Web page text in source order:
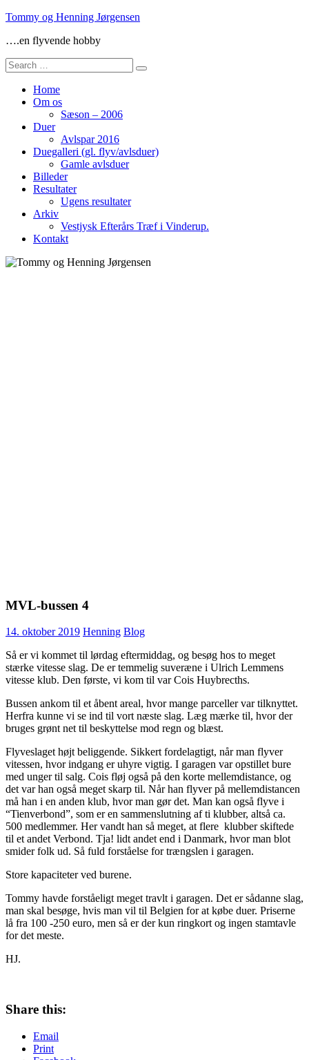
Skip
content
Tommy og Henning Jørgensen
….en flyvende hobby
Search
for:
Home
Om os
Sæson – 2006
Duer
Avlspar 2016
Duegalleri (gl. flyv/avlsduer)
Gamle avlsduer
Billeder
Resultater
Ugens resultater
Arkiv
Vestjysk Efterårs Træf i Vinderup.
Kontakt
MVL-bussen 4
14. oktober 2019 Henning Blog
Så er vi kommet til lørdag eftermiddag, og besøg hos to meget
stærke vitesse slag. De er temmelig suveræne i Ulrich Lemmens
vitesse klub. Den første, vi kom til var Cois Huybrecths.
Bussen ankom til et åbent areal, hvor mange parceller var tilknyttet.
Herfra kunne vi se ind til vort næste slag. Læg mærke til, hvor der
bruges grønt net til beskyttelse mod regn og blæst.
Flyveslaget højt beliggende. Sikkert fordelagtigt, når man flyver
vitessen, hvor indgang er uhyre vigtig. I garagen var opstillet bure
med unger til salg. Cois fløj også på den korte mellemdistance, og
det var han også meget skarp til. Når han flyver på mellemdistancen
må han i en anden klub, hvor man gør det. Man kan også flyve i
“Tienverbond”, som er en sammenslutning af ti klubber, altså ca.
500 medlemmer. Her vandt han så meget, at flere klubber skiftede
til et andet Verbond. Tja! lidt andet end i Danmark, hvor man blot
smider folk ud. Så fuld forståelse for trængslen i garagen.
Store kapaciteter ved burene.
Tommy havde forståeligt meget travlt i garagen. Det er sådanne slag,
man skal besøge, hvis man vil til Belgien for at købe duer. Priserne
lå fra 100 -250 euro, men så er der kun ringkort og ingen stamtavle
for det meste.
HJ.
Share this:
Email
Print